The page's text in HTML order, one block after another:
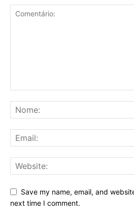
Save my name, email, and
next time I comment.